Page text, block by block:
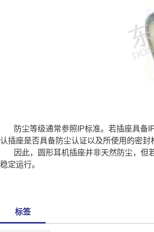
防尘等级通常参照IP标准。若插座具备
认插座是否具备防尘认证以及所使用的密封
因此，圆形耳机插座并非天然防尘，
稳定运行。
标签